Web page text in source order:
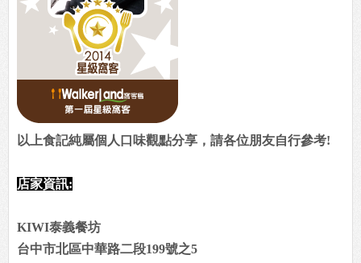
以上食記純屬個人口味觀點分享，請各位朋友自行參考!
店家資訊:
KIWI泰義餐坊
台中市北區中華路二段199號之5